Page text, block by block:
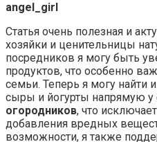
angel_girl
Статья очень полезная и
хозяйки и ценительницы
посредников я могу быть
продуктов, что особенно
семьи. Теперь я могу найти
сыры и йогурты напрямую
огородников, что
добавления вредных
возможности, я также